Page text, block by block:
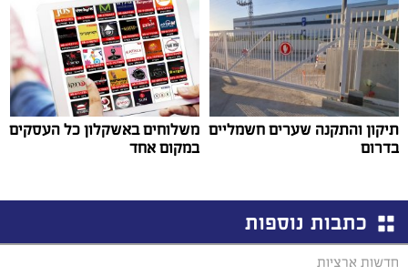
תיקון והתקנה שערים חשמליים
בדרום
משלוחים באשקלון כל העסקים
במקום אחד
כתבות נוספות
חדשות ארציות